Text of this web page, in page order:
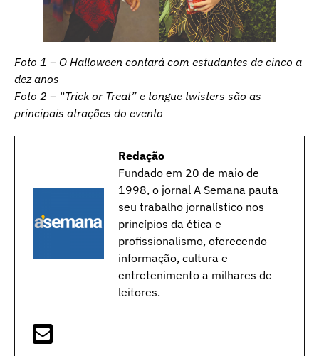
Foto 1 – O Halloween contará com estudantes de cinco a
dez anos
Foto 2 – “Trick or Treat” e tongue twisters são as
principais atrações do evento
Redação
Fundado em 20 de maio de
1998, o jornal A Semana pauta
seu trabalho jornalístico nos
princípios da ética e
profissionalismo, oferecendo
informação, cultura e
entretenimento a milhares de
leitores.